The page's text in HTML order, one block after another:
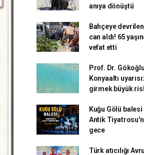
anıya dönüştü
Bahçeye
can aldı! 65
vefat etti
Prof. Dr.
Konyaaltı
girmek büyük
Kuğu Gölü
Antik
gece
Türk atıcılığı